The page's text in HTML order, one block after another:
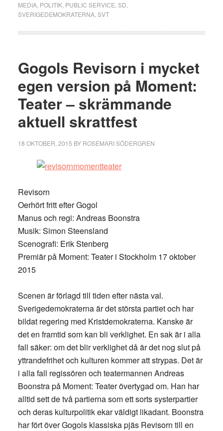
MEDIA, POLITIK, PUBLIC SERVICE SD
SVERIGEDEMOKRATERNA, SVT
Gogols Revisorn i mycket
egen version på Moment:
Teater – skrämmande
aktuell skrattfest
18 OKTOBER, 2015 BY ROSEMARI SÖDERGREN
Revisorn
Oerhört fritt efter Gogol
Manus och regi: Andreas Boonstra
Musik: Simon Steensland
Scenografi: Erik Stenberg
Premiär på Moment: Teater i Stockholm 17 oktober
2015
Scenen är förlagd till tiden efter nästa val.
Sverigedemokraterna är det största partiet och har
bildat regering med Kristdemokraterna. Kanske är
det en framtid som kan bli verklighet. En sak är i alla
fall säker: om det blir verklighet då är det nog slut på
yttrandefrihet och kulturen kommer att strypas. Det är
i alla fall regissören och teatermannen Andreas
Boonstra på Moment: Teater övertygad om. Han har
alltid sett de två partierna som ett sorts systerpartier
och deras kulturpolitik ekar väldigt likadant. Boonstra
har fört över Gogols klassiska pjäs Revisorn till en